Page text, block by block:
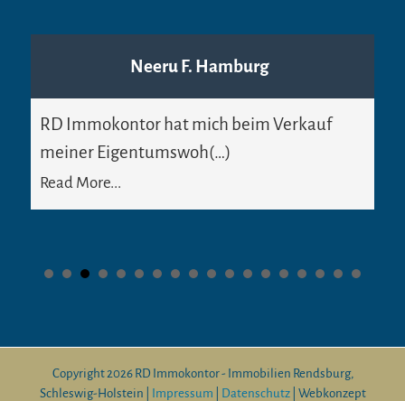
Neeru F. Hamburg
RD Immokontor hat mich beim Verkauf
meiner Eigentumswoh(…)
Read More...
Copyright 2026 RD Immokontor - Immobilien Rendsburg,
Schleswig-Holstein |
Impressum Datenschutz| Webkonzept